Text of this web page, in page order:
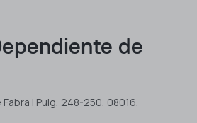
de
Fabra i Puig, 248-250, 08016,